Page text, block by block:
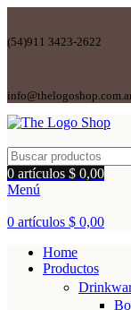
(54)911 3423-2622
0 artículos $ 0,00
Menú
0 artículos $ 0,00
Home
Productos